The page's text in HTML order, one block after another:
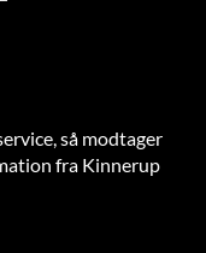
så modtager
fra Kinnerup